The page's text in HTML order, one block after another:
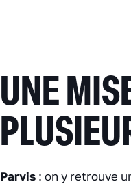
UNE
Parvis: on y retrouve